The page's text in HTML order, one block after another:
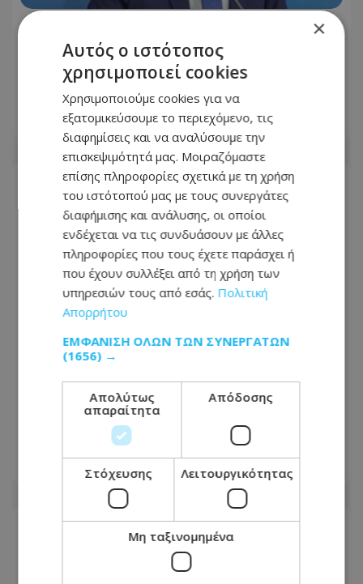
ώρα έκδοσης των ανακοινώσεών
τους» - Καυστική απάντηση
Λετυμπιώτη σε ΔΗΣΥ και ΑΚΕΛ
09.08.2026 - 13:14
«Πυρά» ΔΗΣΥ κατά Χριστοδουλίδη:
«Απαράδεκτες, προσβλητικές και
εξόχως διχαστικές αναφορές»
×
Αυτός ο ιστότοπος
χρησιμοποιεί cookies
Χρησιμοποιούμε cookies για να
εξατομικεύσουμε το περιεχόμενο, τις
διαφημίσεις και να αναλύσουμε την
επισκεψιμότητά μας. Μοιραζόμαστε
επίσης πληροφορίες σχετικά με τη χρήση
του ιστότοπού μας με τους συνεργάτες
διαφήμισης και ανάλυσης, οι οποίοι
ενδέχεται να τις συνδυάσουν με άλλες
πληροφορίες που τους έχετε παράσχει ή
που έχουν συλλέξει από τη χρήση των
υπηρεσιών τους από εσάς. Πολιτική
Απορρήτου
ΕΜΦΆΝΙΣΗ ΌΛΩΝ ΤΩΝ ΣΥΝΕΡΓΑΤΏΝ
(1656) →
Απολύτως
απαραίτητα
Απόδοσης
Στόχευσης Λειτουργικότητας
Μη ταξινομημένα